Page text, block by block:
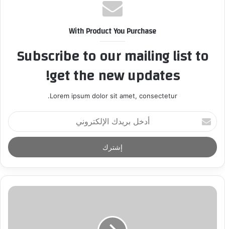
With Product You Purchase
Subscribe to our mailing list to
get the new updates!
Lorem ipsum dolor sit amet, consectetur.
أ
د
خ
ل
ر
د